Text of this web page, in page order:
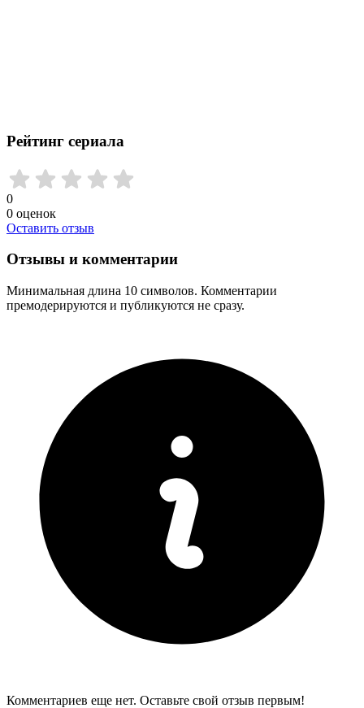
Рейтинг сериала
0
0 оценок
Оставить отзыв
Отзывы и комментарии
Минимальная длина 10 символов. Комментарии
премодерируются и публикуются не сразу.
Комментариев еще нет. Оставьте свой отзыв первым!